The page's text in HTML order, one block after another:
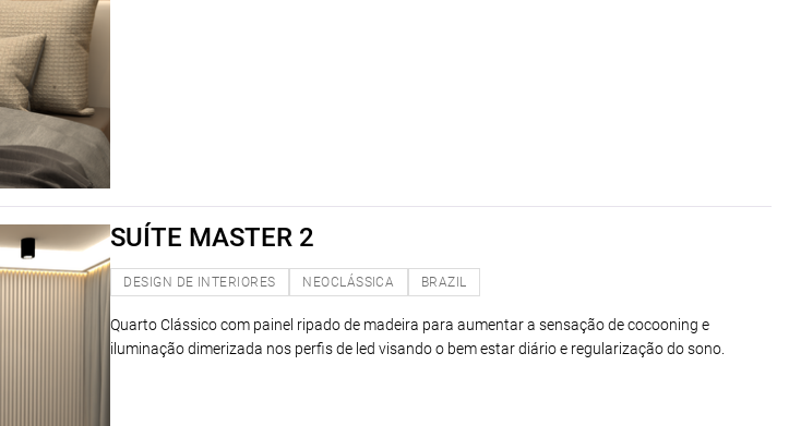
SUÍTE MASTER 2
DESIGN DE INTERIORES NEOCLÁSSICA BRAZIL
Quarto Clássico com painel ripado de madeira para aumentar a sensação de cocooning e
iluminação dimerizada nos perfis de led visando o bem estar diário e regularização do sono.